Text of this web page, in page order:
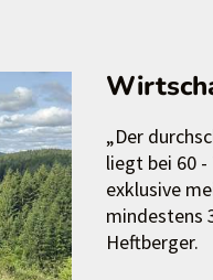
„Der
liegt bei 60
exklusive
mindestens
Heftberger.